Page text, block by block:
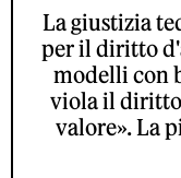
La giustizia
per il diritto
modelli con
viola il
valore». La